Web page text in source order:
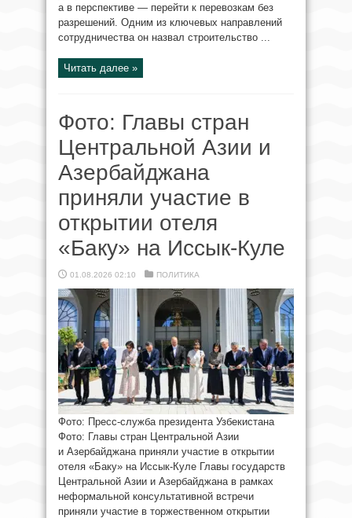
а в перспективе — перейти к перевозкам без
разрешений. Одним из ключевых направлений
сотрудничества он назвал строительство ...
Читать далее »
Фото: Главы стран
Центральной Азии и
Азербайджана
приняли участие в
открытии отеля
«Баку» на Иссык-Куле
01.08.2026 02:10 ПОЛИТИКА
Фото: Пресс-служба президента Узбекистана
Фото: Главы стран Центральной Азии
и Азербайджана приняли участие в открытии
отеля «Баку» на Иссык-Куле Главы государств
Центральной Азии и Азербайджана в рамках
неформальной консультативной встречи
приняли участие в торжественном открытии